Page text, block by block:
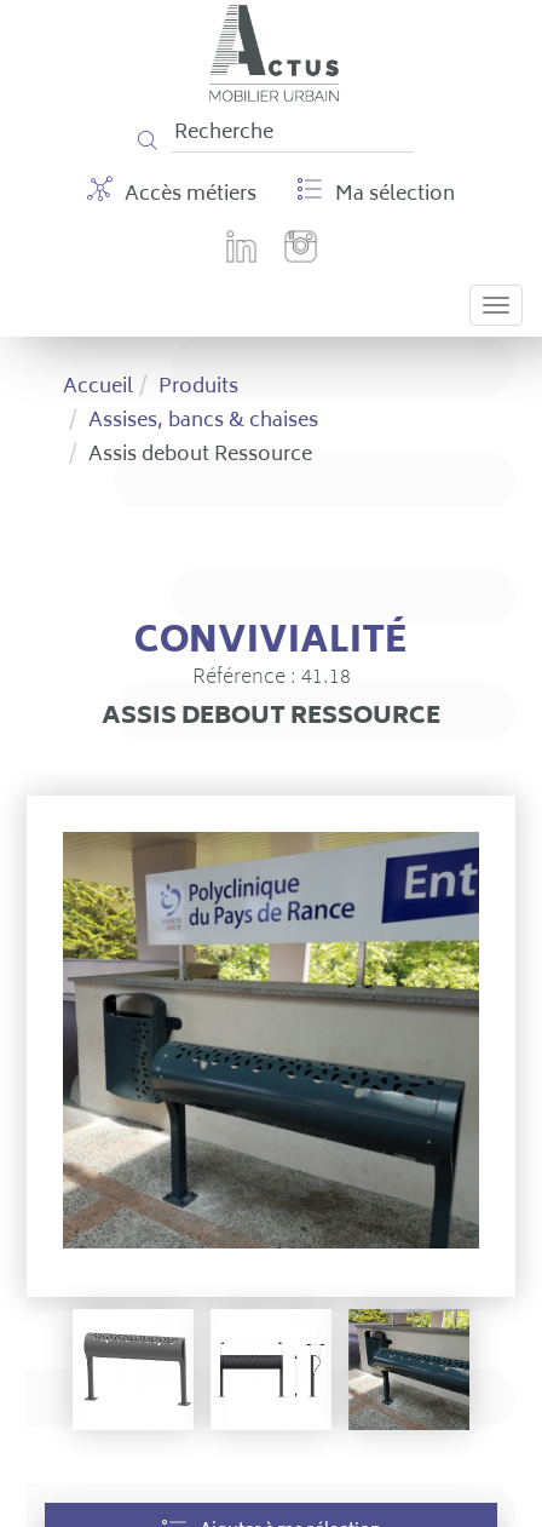
Accès métiers Ma sélection
Accueil
Produits
Assises, bancs & chaises
Assis debout Ressource
CONVIVIALITÉ
Référence : 41.18
ASSIS DEBOUT RESSOURCE
Panneau de gestion des cookies